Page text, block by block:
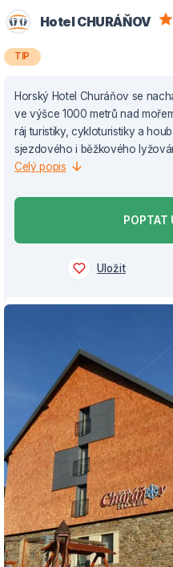
Hotel CHURÁŇOV
TIP
Horský Hotel Churáňov se
ve výšce 1000 metrů nad
ráj turistiky, cykloturistiky a
sjezdového i běžkového
Celý popis
POPTAT
Uložit